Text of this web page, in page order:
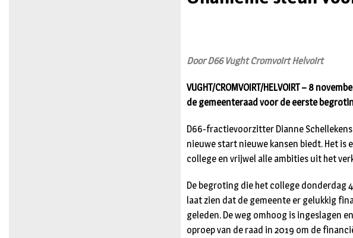
Door D66 Vught Cromvoirt Helvoirt
VUGHT/CROMVOIRT/HELVOIRT – 8
de gemeenteraad voor de eerste
D66-fractievoorzitter Dianne
nieuwe start nieuwe kansen biedt. Het
college en vrijwel alle ambities uit het
De begroting die het college donderdag
laat zien dat de gemeente er gelukkig
geleden. De weg omhoog is ingeslagen
oproep van de raad in 2019 om de